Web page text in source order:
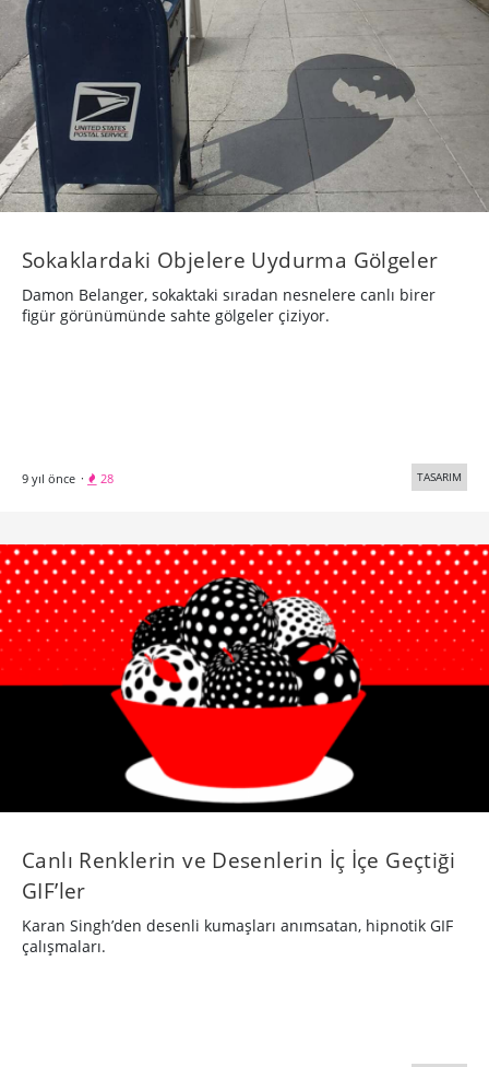
Sokaklardaki Objelere Uydurma Gölgeler
Damon Belanger, sokaktaki sıradan nesnelere canlı birer
figür görünümünde sahte gölgeler çiziyor.
9 yıl önce · 28 TASARIM
Canlı Renklerin ve Desenlerin İç İçe Geçtiği
GIF’ler
Karan Singh’den desenli kumaşları anımsatan, hipnotik GIF
çalışmaları.